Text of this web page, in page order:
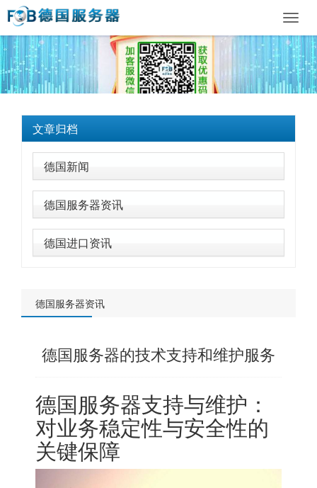
文章归档
德国新闻
德国服务器资讯
德国进口资讯
德国服务器资讯
德国服务器的技术支持和维护服务
德国服务器支持与维护：
对业务稳定性与安全性的
关键保障